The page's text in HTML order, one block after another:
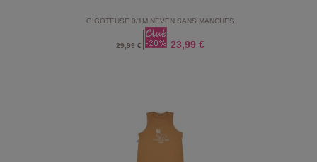
GIGOTEUSE 0/1M NEVEN SANS MANCHES
29,99 € 23,99 €